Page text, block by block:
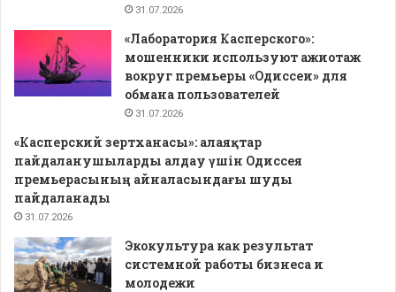
31.07.2026
«Лаборатория Касперского»:
мошенники используют ажиотаж
вокруг премьеры «Одиссеи» для
обмана пользователей
31.07.2026
«Касперский зертханасы»: алаяқтар
пайдаланушыларды алдау үшін Одиссея
премьерасының айналасындағы шуды
пайдаланады
31.07.2026
Экокультура как результат
системной работы бизнеса и
молодежи